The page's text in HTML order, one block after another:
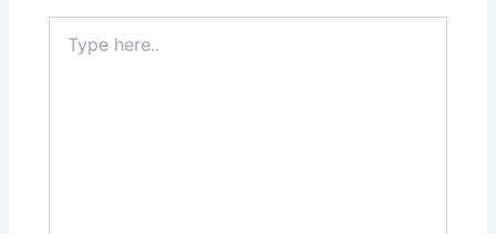
here..